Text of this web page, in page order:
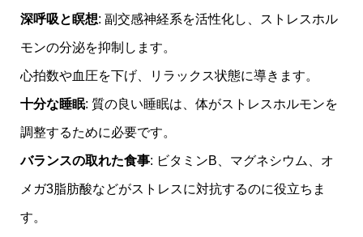
深呼吸と瞑想: 副交感神経系を活性化し、ストレスホル
モンの分泌を抑制します。
心拍数や血圧を下げ、リラックス状態に導きます。
十分な睡眠: 質の良い睡眠は、体がストレスホルモンを
調整するために必要です。
バランスの取れた食事: ビタミンB、マグネシウム、オ
メガ3脂肪酸などがストレスに対抗するのに役立ちま
す。